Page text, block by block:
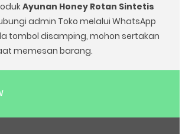
Ayunan Honey Rotan Sintetis
admin Toko melalui WhatsApp
tombol disamping, mohon sertakan
memesan barang.